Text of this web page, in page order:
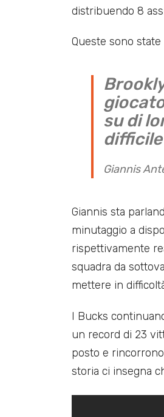
distribuendo 8
Queste sono
su di
difficile
Giannis
Giannis sta
minutaggio a
rispettivamente
squadra da
mettere in
I Bucks
un record di 23
posto e
storia ci insegna